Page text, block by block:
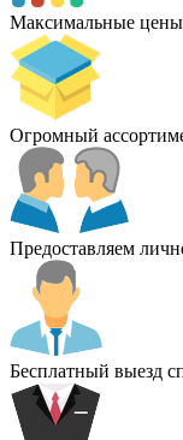
Максимальные цены
Огромный
Предоставляем
Бесплатный выезд